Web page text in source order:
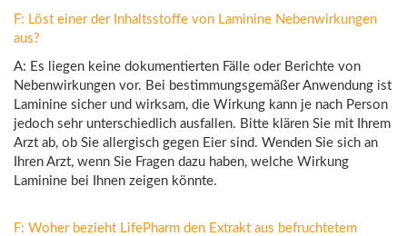
F: Löst einer der Inhaltsstoffe von Laminine Nebenwirkungen
aus?
A: Es liegen keine dokumentierten Fälle oder Berichte von
Nebenwirkungen vor. Bei bestimmungsgemäßer Anwendung ist
Laminine sicher und wirksam, die Wirkung kann je nach Person
jedoch sehr unterschiedlich ausfallen. Bitte klären Sie mit Ihrem
Arzt ab, ob Sie allergisch gegen Eier sind. Wenden Sie sich an
Ihren Arzt, wenn Sie Fragen dazu haben, welche Wirkung
Laminine bei Ihnen zeigen könnte.
F: Woher bezieht LifePharm den Extrakt aus befruchtetem